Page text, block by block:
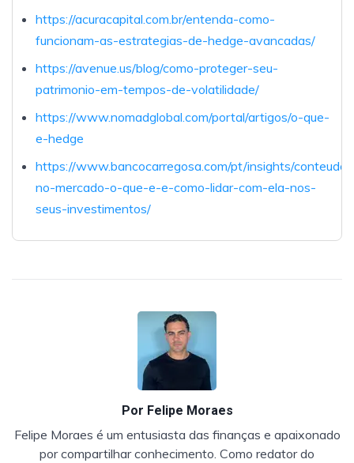
https://acuracapital.com.br/entenda-como-
funcionam-as-estrategias-de-hedge-avancadas/
https://avenue.us/blog/como-proteger-seu-
patrimonio-em-tempos-de-volatilidade/
https://www.nomadglobal.com/portal/artigos/o-que-
e-hedge
https://www.bancocarregosa.com/pt/insights/
no-mercado-o-que-e-e-como-lidar-com-ela-nos-
seus-investimentos/
Por Felipe Moraes
Felipe Moraes é um entusiasta das finanças e apaixonado
por compartilhar conhecimento. Como redator do